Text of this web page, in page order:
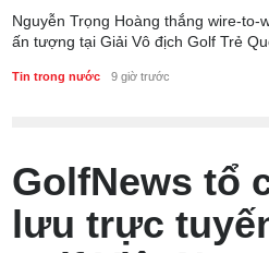
Nguyễn Trọng Hoàng thắng wire-to-
ấn tượng tại Giải Vô địch Golf Trẻ
Tin trong nước 9 giờ trước
GolfNews tổ
lưu trực